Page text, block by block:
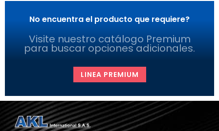
No encuentra el producto que requiere?
Visite nuestro catálogo Premium
para buscar opciones adicionales.
LINEA PREMIUM